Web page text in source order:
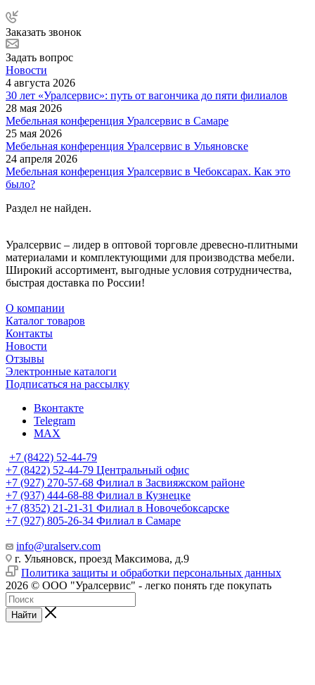
Заказать звонок
Задать вопрос
Новости
4 августа 2026
30 лет «Уралсервис»: путь от вагончика до пяти филиалов
28 мая 2026
Мебельная конференция Уралсервис в Самаре
25 мая 2026
Мебельная конференция Уралсервис в Ульяновске
24 апреля 2026
Мебельная конференция Уралсервис в Чебоксарах. Как это
было?
Раздел не найден.
Уралсервис – лидер в оптовой торговле древесно-плитными
материалами и комплектующими для производства мебели.
Широкий ассортимент, выгодные условия сотрудничества,
быстрая доставка по России!
О компании
Каталог товаров
Контакты
Новости
Отзывы
Электронные каталоги
Подписаться на рассылку
Вконтакте
Telegram
MAX
+7 (8422) 52-44-79
+7 (8422) 52-44-79 Центральный офис
+7 (927) 270-57-68 Филиал в Засвияжском районе
+7 (937) 444-68-88 Филиал в Кузнецке
+7 (8352) 21-21-31 Филиал в Новочебоксарске
+7 (927) 805-26-34 Филиал в Самаре
info@uralserv.com
г. Ульяновск, проезд Максимова, д.9
Политика защиты и обработки персональных данных
2026 © ООО "Уралсервис" - легко понять где покупать
Найти